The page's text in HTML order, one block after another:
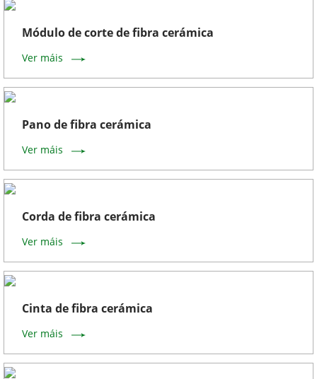
Módulo de corte de fibra cerámica
Ver máis
Pano de fibra cerámica
Ver máis
Corda de fibra cerámica
Ver máis
Cinta de fibra cerámica
Ver máis